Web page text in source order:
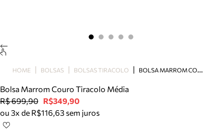
Bolsa
Tamanco
Tênis
Mule
HOME BOLSAS BOLSAS TIRACOLO B
OLSA MARROM COURO TIRACOLO MÉDIA
Bolsa Marrom Couro Tiracolo Média
R$ 699,90 R$349,90
ou 3x de R$116,63 sem juros